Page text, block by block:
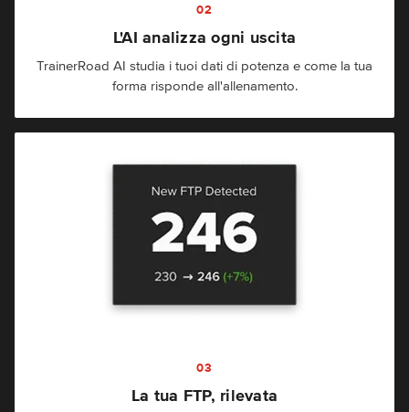
02
L'AI analizza ogni uscita
TrainerRoad AI studia i tuoi dati di potenza e come la tua
forma risponde all'allenamento.
03
La tua FTP, rilevata